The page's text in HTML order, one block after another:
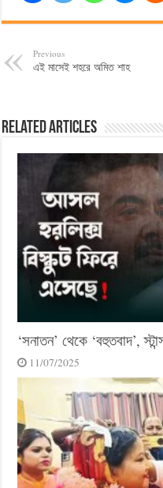
Previous
এই মাসেই শহরে অমিত শাহ
Related Articles
‘সনাতন’ থেকে ‘বহুতবাদ’,
11/07/2025